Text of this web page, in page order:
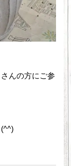
んの方にご参